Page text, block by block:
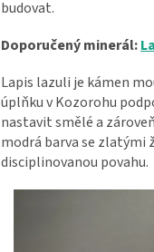
budovat.
Doporučený minerál:
Lapis lazuli je kámen
úplňku v Kozorohu
nastavit smělé a
modrá barva se zlatými
disciplinovanou povahu.